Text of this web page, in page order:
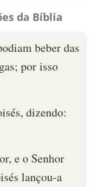
da Bíblia
beber das
por isso
dizendo:
e o Senhor
lançou-a